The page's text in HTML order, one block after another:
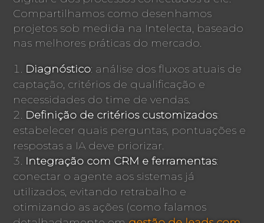
Compartilhamos como desenhamos
projetos sob medida na Intelecta, baseado
nas melhores práticas do mercado.
Diagnóstico: análise dos fluxos atuais de
captação, critérios de qualificação e
necessidades do time de vendas.
Definição de critérios customizados:
estabelecer quais perguntas, pontuações e
respostas a IA deve priorizar.
Integração com CRM e ferramentas:
conectar o agente aos sistemas já
utilizados, evitando retrabalho e
otimizando as ações (como falamos